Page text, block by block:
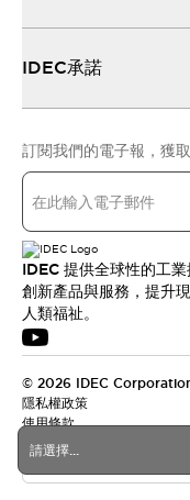
請選擇...
IDEC承諾
訂閱我們的電子報，獲
IDEC 提供全球性的工
創新產品與服務，提升
人類福祉。
© 2026 IDEC
隱私權政策
使用條款
台灣